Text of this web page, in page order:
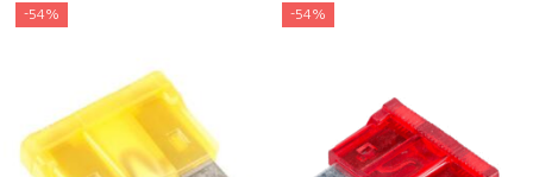
-54% -54%